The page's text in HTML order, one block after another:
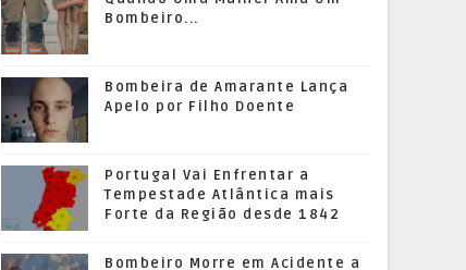
Bombeiro...
Bombeira de Amarante Lança
Apelo por Filho Doente
Portugal Vai Enfrentar a
Tempestade Atlântica mais
Forte da Região desde 1842
Bombeiro Morre em Acidente a